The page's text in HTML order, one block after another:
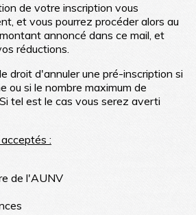
de votre inscription vous
et vous pourrez procéder alors au
annoncé dans ce mail, et
réductions.
droit d'annuler une pré-inscription si
ou si le nombre maximum de
tel est le cas vous serez averti
:
de l'AUNV